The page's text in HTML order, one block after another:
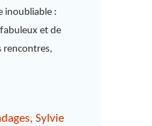
inoubliable :
et de
rencontres,
Sylvie